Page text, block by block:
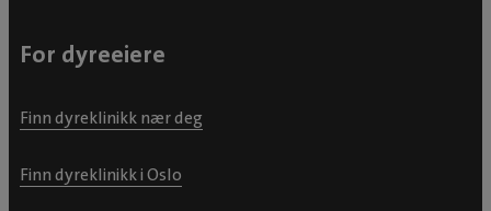
For dyreeiere
Finn dyreklinikk nær deg
Finn dyreklinikk i Oslo